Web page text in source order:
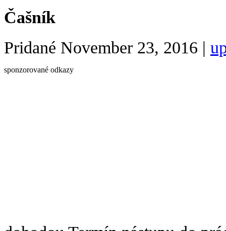
Čašník
Pridané November 23, 2016 |
sponzorované odkazy